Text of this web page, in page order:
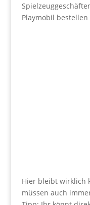
Playmobil bestellen
Hier bleibt wirklich
müssen auch